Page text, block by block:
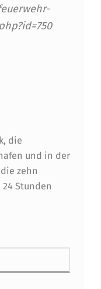
die
und in der
zehn
Stunden